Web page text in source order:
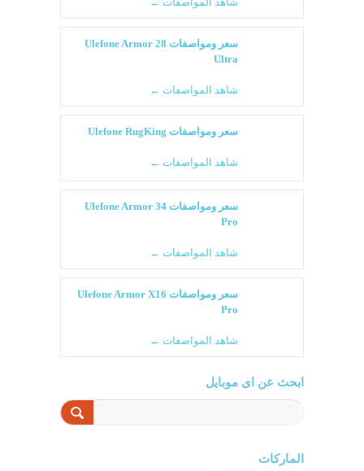
سعر ومواصفات Ulefone Armor 28
Ultra
شاهد المواصفات ←
سعر ومواصفات Ulefone RugKing
شاهد المواصفات ←
سعر ومواصفات Ulefone Armor 34
Pro
شاهد المواصفات ←
سعر ومواصفات Ulefone Armor X16
Pro
شاهد المواصفات ←
ابحث عن اى موبايل
الماركات